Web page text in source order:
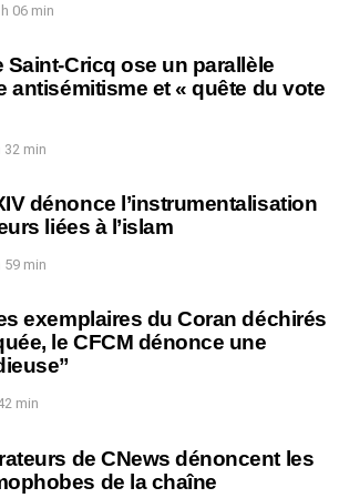
06 min
Saint-Cricq ose un parallèle
antisémitisme et « quête du vote
32 min
dénonce l’instrumentalisation
liées à l’islam
59 min
exemplaires du Coran déchirés
le CFCM dénonce une
min
de CNews dénoncent les
de la chaîne